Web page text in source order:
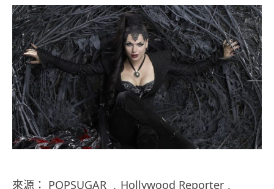
來源： POPSUGAR ﹑Hollywood Reporter﹑